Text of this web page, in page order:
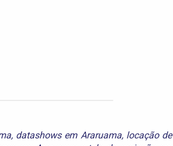
, datashows em Araruama, locação de